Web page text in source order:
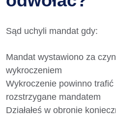
Sąd uchyli mandat gdy:
Mandat wystawiono za
wykroczeniem
Wykroczenie powinno
rozstrzygane mandatem
Działałeś w obronie